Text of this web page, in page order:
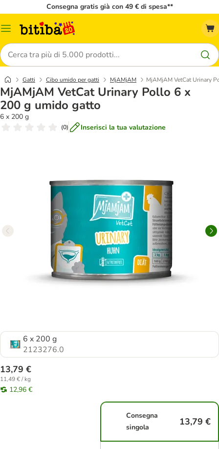
Consegna gratis già con 49 € di spesa**
Overview
Cerca
Gatti Cibo umido per gatti MjAMjAM MjAMjAM VetCat Urinary
MjAMjAM VetCat Urinary Pollo 6 x
200 g umido gatto
6 x 200 g
(0) Inserisci la tua valutazione
6 x 200 g
2123276.0
13,79 €
11,49 € / kg
12,96 €
Consegna
singola
13,79 €